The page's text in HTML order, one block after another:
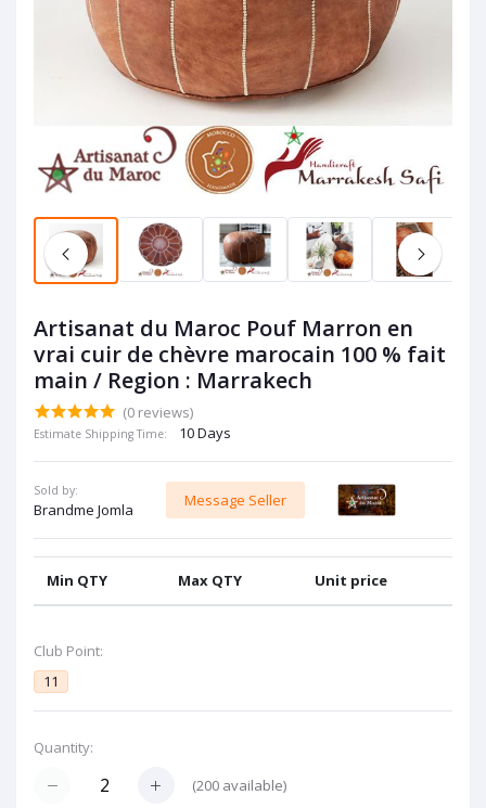
Artisanat du Maroc Pouf Marron en
vrai cuir de chèvre marocain 100 % fait
main / Region : Marrakech
(0 reviews)
Estimate Shipping Time: 10 Days
Sold by:
Brandme Jomla
Message Seller
Min QTY Max QTY Unit price
Club Point:
11
Quantity:
(200 available)